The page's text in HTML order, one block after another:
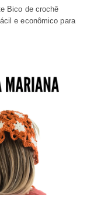
Bico de crochê
e econômico para